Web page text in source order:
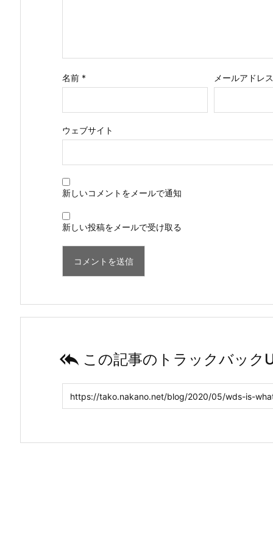
名前 * メールアドレ
ウェブサイト
新しいコメントをメールで通知
新しい投稿をメールで受け取る
 この記事のトラックバック